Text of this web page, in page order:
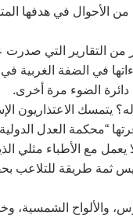
الأحوال في هدفها
من التقارير التي
في الضفة الغربية في
الضوء مرة أخرى.‏
الاعتذاريون
“محكمة العدل
يعمل مع الأطباء مثلي
طريقة للتلاعب
والألواح الشمسية،